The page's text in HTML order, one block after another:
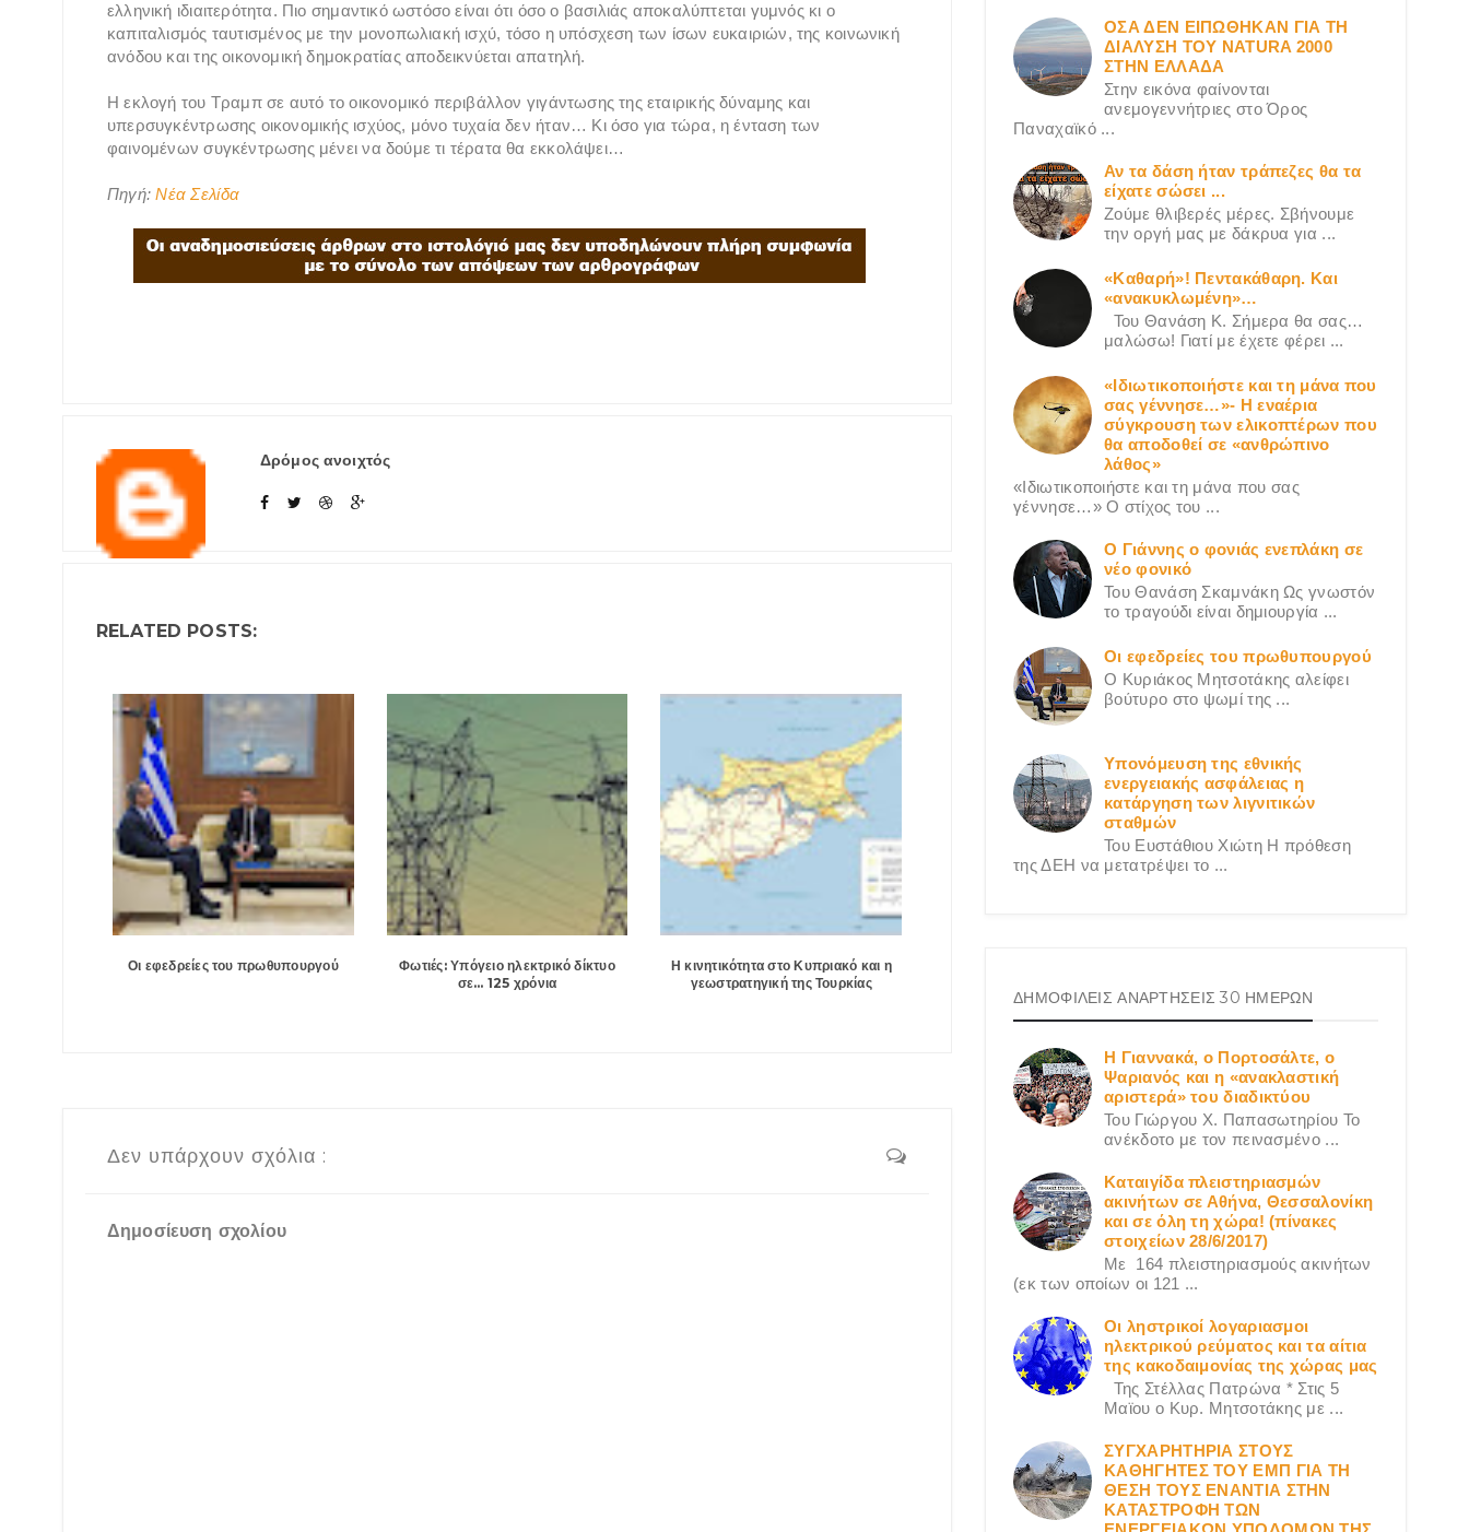
ελληνική ιδιαιτερότητα. Πιο σημαντικό ωστόσο είναι ότι όσο ο βασιλιάς αποκαλύπτεται γυμνός κι ο
καπιταλισμός ταυτισμένος με την μονοπωλιακή ισχύ, τόσο η υπόσχεση των ίσων ευκαιριών, της κοινωνική
ανόδου και της οικονομική δημοκρατίας αποδεικνύεται απατηλή.
Η εκλογή του Τραμπ σε αυτό το οικονομικό περιβάλλον γιγάντωσης της εταιρικής δύναμης και
υπερσυγκέντρωσης οικονομικής ισχύος, μόνο τυχαία δεν ήταν… Κι όσο για τώρα, η ένταση των
φαινομένων συγκέντρωσης μένει να δούμε τι τέρατα θα εκκολάψει…
Πηγή:Νέα Σελίδα
Δρόμος ανοιχτός
RELATED POSTS:
Οι εφεδρείες του πρωθυπουργού
Φωτιές: Υπόγειο ηλεκτρικό δίκτυο
σε… 125 χρόνια
Η κινητικότητα στο Κυπριακό και η
γεωστρατηγική της Τουρκίας
Δεν υπάρχουν σχόλια :
Δημοσίευση σχολίου
ΟΣΑ ΔΕN ΕΙΠΩΘΗΚΑΝ ΓΙΑ ΤΗ
ΔΙΑΛΥΣΗ ΤΟΥ NATURA 2000
ΣΤΗΝ ΕΛΛΑΔΑ
Στην εικόνα φαίνονται
ανεμογεννήτριες στο Όρος
Παναχαϊκό ...
Αν τα δάση ήταν τράπεζες θα τα
είχατε σώσει ...
Ζούμε θλιβερές μέρες. Σβήνουμε
την οργή μας με δάκρυα για ...
«Καθαρή»! Πεντακάθαρη. Και
«ανακυκλωμένη»…
Του Θανάση Κ. Σήμερα θα σας…
μαλώσω! Γιατί με έχετε φέρει ...
«Ιδιωτικοποιήστε και τη μάνα που
σας γέννησε…»- Η εναέρια
σύγκρουση των ελικοπτέρων που
θα αποδοθεί σε «ανθρώπινο
λάθος»
«Ιδιωτικοποιήστε και τη μάνα που σας
γέννησε…» Ο στίχος του ...
Ο Γιάννης ο φονιάς ενεπλάκη σε
νέο φονικό
Του Θανάση Σκαμνάκη Ως γνωστόν
το τραγούδι είναι δημιουργία ...
Οι εφεδρείες του πρωθυπουργού
Ο Κυριάκος Μητσοτάκης αλείφει
βούτυρο στο ψωμί της ...
Υπονόμευση της εθνικής
ενεργειακής ασφάλειας η
κατάργηση των λιγνιτικών
σταθμών
Του Ευστάθιου Χιώτη Η πρόθεση
της ΔΕΗ να μετατρέψει το ...
ΔΗΜΟΦΙΛΕΙΣ ΑΝΑΡΤΗΣΕΙΣ 30 ΗΜΕΡΩΝ
Η Γιαννακά, ο Πορτοσάλτε, ο
Ψαριανός και η «ανακλαστική
αριστερά» του διαδικτύου
Του Γιώργου X. Παπασωτηρίου Το
ανέκδοτο με τον πεινασμένο ...
Καταιγίδα πλειστηριασμών
ακινήτων σε Αθήνα, Θεσσαλονίκη
και σε όλη τη χώρα! (πίνακες
στοιχείων 28/6/2017)
Με 164 πλειστηριασμούς ακινήτων
(εκ των οποίων οι 121 ...
Οι ληστρικοί λογαριασμοι
ηλεκτρικού ρεύματος και τα αίτια
της κακοδαιμονίας της χώρας μας
Της Στέλλας Πατρώνα * Στις 5
Μαϊου ο Κυρ. Μητσοτάκης με ...
ΣΥΓΧΑΡΗΤΗΡΙΑ ΣΤΟΥΣ
ΚΑΘΗΓΗΤΕΣ ΤΟΥ ΕΜΠ ΓΙΑ ΤΗ
ΘΕΣΗ ΤΟΥΣ ΕΝΑΝΤΙΑ ΣΤΗΝ
ΚΑΤΑΣΤΡΟΦΗ ΤΩΝ